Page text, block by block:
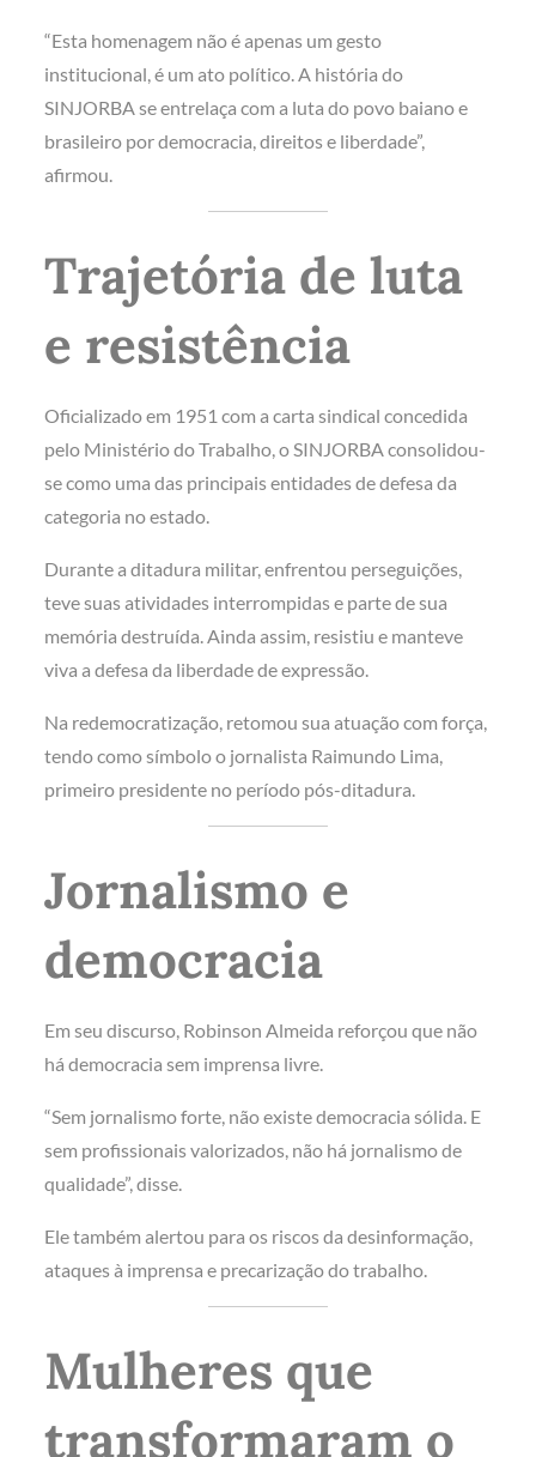
“Esta homenagem não é apenas um gesto
institucional, é um ato político. A história do
SINJORBA se entrelaça com a luta do povo baiano e
brasileiro por democracia, direitos e liberdade”,
afirmou.
Trajetória de luta
e resistência
Oficializado em 1951 com a carta sindical concedida
pelo Ministério do Trabalho, o SINJORBA consolidou-
se como uma das principais entidades de defesa da
categoria no estado.
Durante a ditadura militar, enfrentou perseguições,
teve suas atividades interrompidas e parte de sua
memória destruída. Ainda assim, resistiu e manteve
viva a defesa da liberdade de expressão.
Na redemocratização, retomou sua atuação com força,
tendo como símbolo o jornalista Raimundo Lima,
primeiro presidente no período pós-ditadura.
Jornalismo e
democracia
Em seu discurso, Robinson Almeida reforçou que não
há democracia sem imprensa livre.
“Sem jornalismo forte, não existe democracia sólida. E
sem profissionais valorizados, não há jornalismo de
qualidade”, disse.
Ele também alertou para os riscos da desinformação,
ataques à imprensa e precarização do trabalho.
Mulheres que
transformaram o